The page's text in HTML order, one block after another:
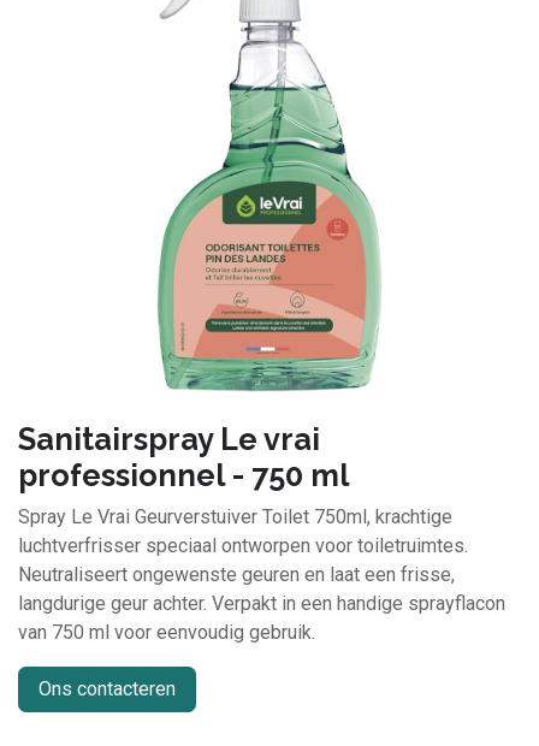
Sanitairspray Le vrai
professionnel - 750 ml
Spray Le Vrai Geurverstuiver Toilet 750ml, krachtige
luchtverfrisser speciaal ontworpen voor toiletruimtes.
Neutraliseert ongewenste geuren en laat een frisse,
langdurige geur achter. Verpakt in een handige sprayflacon
van 750 ml voor eenvoudig gebruik.
Ons contacteren